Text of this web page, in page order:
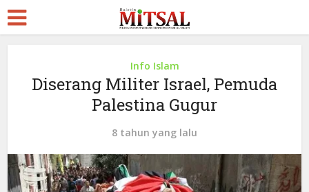
Info Islam
Diserang Militer Israel, Pemuda
Palestina Gugur
8 tahun yang lalu